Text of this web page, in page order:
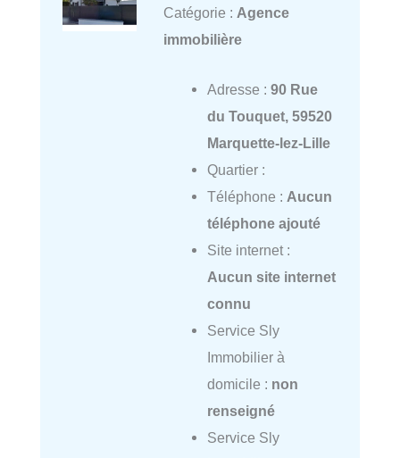
Catégorie : Agence
immobilière
Adresse : 90 Rue
du Touquet, 59520
Marquette-lez-Lille
Quartier :
Téléphone : Aucun
téléphone ajouté
Site internet :
Aucun site internet
connu
Service Sly
Immobilier à
domicile : non
renseigné
Service Sly